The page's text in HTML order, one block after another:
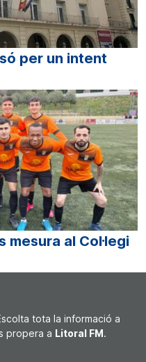
per un intent
mesura al Col·legi
tota la informació a
propera a Litoral FM.